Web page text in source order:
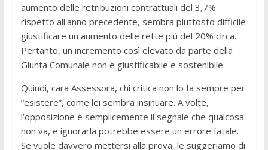
aumento delle retribuzioni contrattuali del 3,7%
rispetto all'anno precedente, sembra piuttosto difficile
giustificare un aumento delle rette più del 20% circa.
Pertanto, un incremento così elevato da parte della
Giunta Comunale non è giustificabile e sostenibile.
Quindi, cara Assessora, chi critica non lo fa sempre per
“esistere”, come lei sembra insinuare. A volte,
l’opposizione è semplicemente il segnale che qualcosa
non va, e ignorarla potrebbe essere un errore fatale.
Se vuole davvero mettersi alla prova, le suggeriamo di